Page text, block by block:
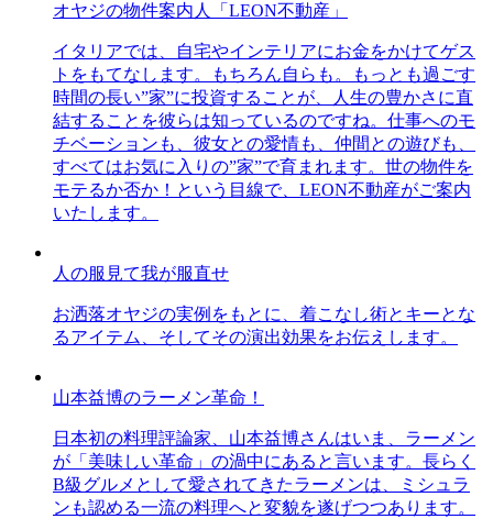
オヤジの物件案内人「LEON不動産」
イタリアでは、自宅やインテリアにお金をかけてゲス
トをもてなします。もちろん自らも。もっとも過ごす
時間の長い”家”に投資することが、人生の豊かさに直
結することを彼らは知っているのですね。仕事へのモ
チベーションも、彼女との愛情も、仲間との遊びも、
すべてはお気に入りの”家”で育まれます。世の物件を
モテるか否か！という目線で、LEON不動産がご案内
いたします。
人の服見て我が服直せ
お洒落オヤジの実例をもとに、着こなし術とキーとな
るアイテム、そしてその演出効果をお伝えします。
山本益博のラーメン革命！
日本初の料理評論家、山本益博さんはいま、ラーメン
が「美味しい革命」の渦中にあると言います。長らく
B級グルメとして愛されてきたラーメンは、ミシュラ
ンも認める一流の料理へと変貌を遂げつつあります。